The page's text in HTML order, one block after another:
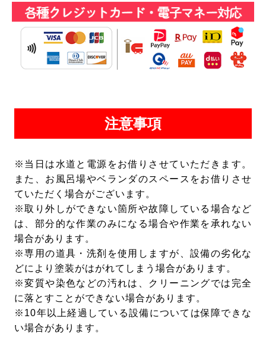
いただきます。
【個人情報の開示･訂正･追加･削除･利用停止につ
いて】
お客様から個人情報の開示･訂正･追加･削除･利用
きた場合に限り、できるだけ速やかに、当社で管
理するお客様の個人情報を開示･訂正･追加･削除･
注意事項
※当日は水道と電源をお借りさせていただきます。
また、お風呂場やベランダのスペースをお借りさせ
ていただく場合がございます。
※取り外しができない箇所や故障している場合など
は、部分的な作業のみになる場合や作業を承れない
場合があります。
※専用の道具・洗剤を使用しますが、設備の劣化な
どにより塗装がはがれてしまう場合があります。
※変質や染色などの汚れは、クリーニングでは完全
に落とすことができない場合があります。
※10年以上経過している設備については保障できな
い場合があります。